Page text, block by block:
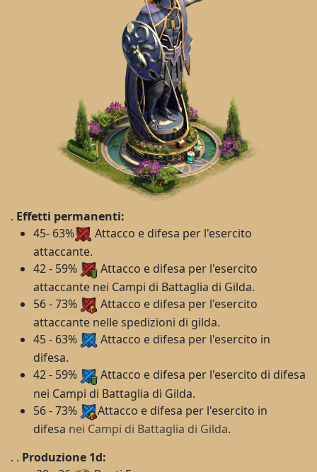
. Effetti permanenti:
45- 63%
Attacco e difesa per l'esercito
attaccante.
42 - 59%
Attacco e difesa per l'esercito
attaccante nei Campi di Battaglia di Gilda.
56 - 73%
Attacco e difesa per l'esercito
attaccante nelle spedizioni di gilda.
45 - 63%
Attacco e difesa per l'esercito in
difesa.
42 - 59%
Attacco e difesa per l'esercito di difesa
nei Campi di Battaglia di Gilda.
56 - 73%
Attacco e difesa per l'esercito in
difesa nei Campi di Battaglia di Gilda.
. . Produzione 1d: